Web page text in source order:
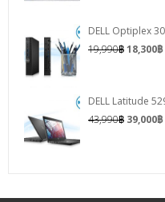
DELL Optiplex
19,990฿18,300฿
DELL Latitude
43,990฿ 39,000฿